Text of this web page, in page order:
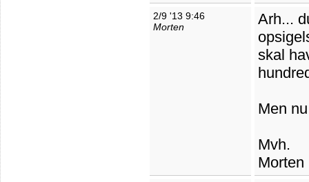
2/9 '13 9:46
Morten
Arh...
skal
Men
Mvh.
Morten